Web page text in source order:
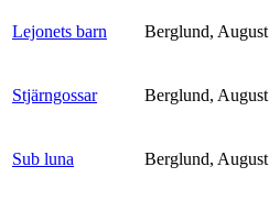
Lejonets barn Berglund, August
Stjärngossar Berglund, August
Sub luna Berglund, August